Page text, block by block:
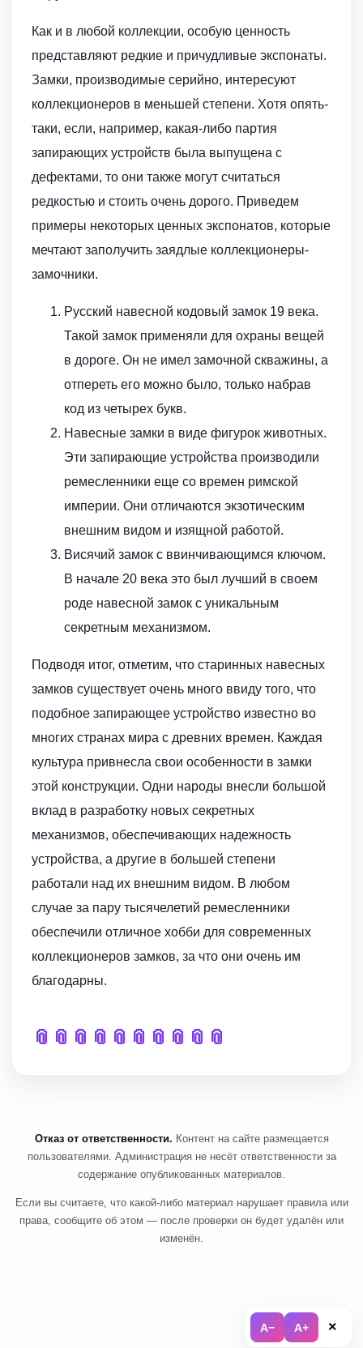
A− A+ ×
Как и в любой коллекции, особую ценность
представляют редкие и причудливые экспонаты.
Замки, производимые серийно, интересуют
коллекционеров в меньшей степени. Хотя опять-
таки, если, например, какая-либо партия
запирающих устройств была выпущена с
дефектами, то они также могут считаться
редкостью и стоить очень дорого. Приведем
примеры некоторых ценных экспонатов, которые
мечтают заполучить заядлые коллекционеры-
замочники.
Русский навесной кодовый замок 19 века.
Такой замок применяли для охраны вещей
в дороге. Он не имел замочной скважины, а
отпереть его можно было, только набрав
код из четырех букв.
Навесные замки в виде фигурок животных.
Эти запирающие устройства производили
ремесленники еще со времен римской
империи. Они отличаются экзотическим
внешним видом и изящной работой.
Висячий замок с ввинчивающимся ключом.
В начале 20 века это был лучший в своем
роде навесной замок с уникальным
секретным механизмом.
Подводя итог, отметим, что старинных навесных
замков существует очень много ввиду того, что
подобное запирающее устройство известно во
многих странах мира с древних времен. Каждая
культура привнесла свои особенности в замки
этой конструкции. Одни народы внесли большой
вклад в разработку новых секретных
механизмов, обеспечивающих надежность
устройства, а другие в большей степени
работали над их внешним видом. В любом
случае за пару тысячелетий ремесленники
обеспечили отличное хобби для современных
коллекционеров замков, за что они очень им
благодарны.
📎 📎 📎 📎 📎 📎 📎 📎 📎 📎
Отказ от ответственности. Контент на сайте размещается
пользователями. Администрация не несёт ответственности за
содержание опубликованных материалов.
Если вы считаете, что какой-либо материал нарушает правила или
права, сообщите об этом — после проверки он будет удалён или
изменён.